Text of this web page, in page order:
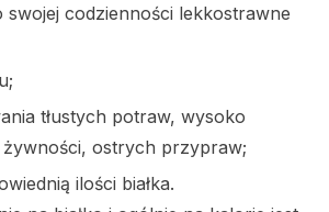
codzienności lekkostrawne
tłustych potraw, wysoko
ostrych przypraw;
ilości białka.